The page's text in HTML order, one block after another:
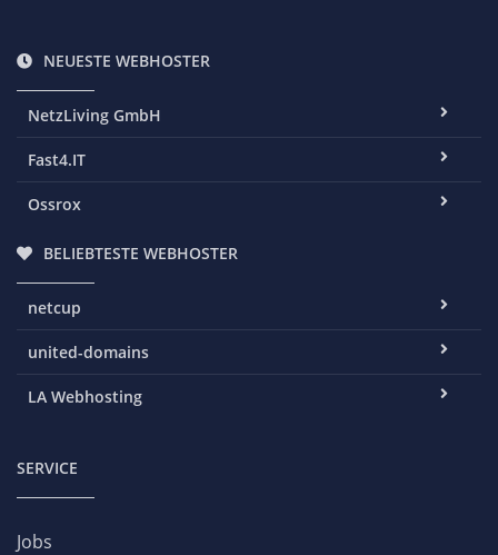
NEUESTE WEBHOSTER
NetzLiving GmbH
Fast4.IT
Ossrox
BELIEBTESTE WEBHOSTER
netcup
united-domains
LA Webhosting
SERVICE
Jobs